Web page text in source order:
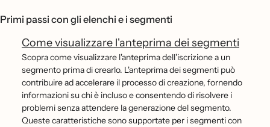
Primi passi con gli elenchi e i segmenti
Come visualizzare l'anteprima dei segmenti
Scopra come visualizzare l'anteprima dell'iscrizione a un
segmento prima di crearlo. L'anteprima dei segmenti può
contribuire ad accelerare il processo di creazione, fornendo
informazioni su chi è incluso e consentendo di risolvere i
problemi senza attendere la generazione del segmento.
Queste caratteristiche sono supportate per i segmenti con